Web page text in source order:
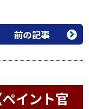
前の記事
イント官